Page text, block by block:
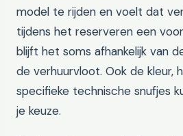
model te rijden en voelt dat
tijdens het reserveren een
blijft het soms afhankelijk van
de verhuurvloot. Ook de kleur,
specifieke technische snufjes
je keuze.